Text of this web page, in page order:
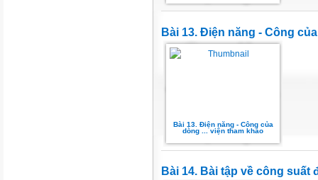
Bài 13. Điện năng - Công
Bài 13. Điện năng - Công của
dòng ... viện tham khảo
Bài 14. Bài tập về công